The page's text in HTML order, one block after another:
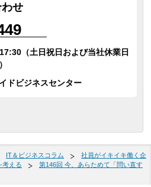
せ
（土日祝日および当社休業日
ドビジネスセンター
IT＆ビジネスコラム
社員がイキイキ働く企
考える
第146回 今、あらためて「問い直す